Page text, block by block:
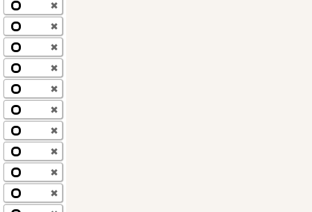
✖
✖
✖
✖
✖
✖
✖
✖
✖
✖